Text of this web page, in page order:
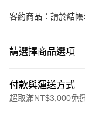
客約商品：請於結
請選擇商品選項
付款與運送方式
超取滿NT$3,000免